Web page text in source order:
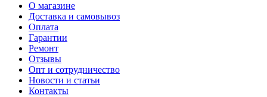
О магазине
Доставка и самовывоз
Оплата
Гарантии
Ремонт
Отзывы
Опт и сотрудничество
Новости и статьи
Контакты